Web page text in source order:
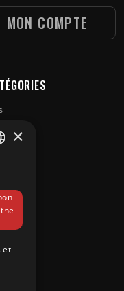
MON COMPTE
×
et